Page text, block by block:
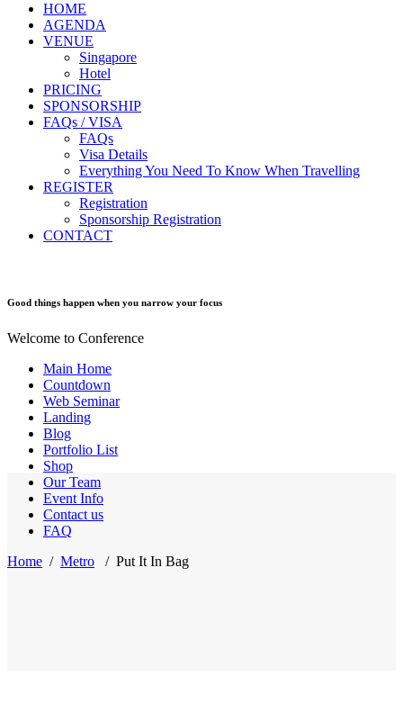
HOME
AGENDA
VENUE
Singapore
Hotel
PRICING
SPONSORSHIP
FAQs / VISA
FAQs
Visa Details
Everything You Need To Know When Travelling
REGISTER
Registration
Sponsorship Registration
CONTACT
Good things happen when you narrow your focus
Welcome to Conference
Main Home
Countdown
Web Seminar
Landing
Blog
Portfolio List
Shop
Our Team
Event Info
Contact us
FAQ
Home / Metro / Put It In Bag